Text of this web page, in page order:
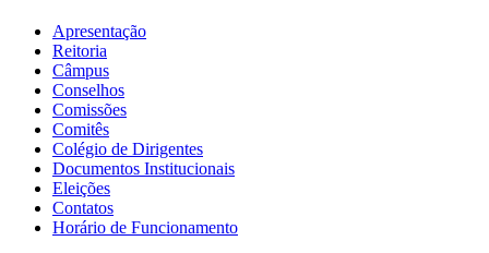
Apresentação
Reitoria
Câmpus
Conselhos
Comissões
Comitês
Colégio de Dirigentes
Documentos Institucionais
Eleições
Contatos
Horário de Funcionamento